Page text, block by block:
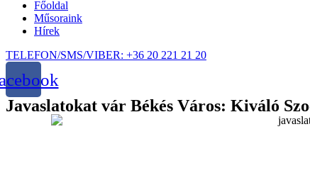
Főoldal
Műsoraink
Hírek
TELEFON/SMS/VIBER: +36 20 221 21 20
Javaslatokat vár Békés Város: Kiváló